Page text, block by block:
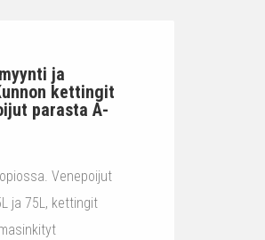
ja
kettingit
parasta A-
Venepoijut
ja 75L, kettingit